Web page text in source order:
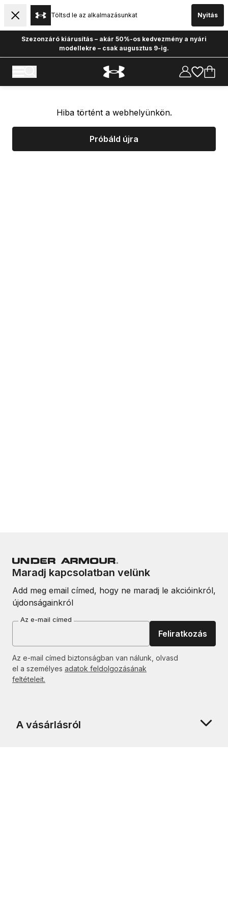
Töltsd le az alkalmazásunkat Nyitás
Szezonzáró kiárusítás – akár 50%-os kedvezmény a nyári
modellekre – csak augusztus 9-ig.
Hiba történt a webhelyünkön.
Próbáld újra
Maradj kapcsolatban velünk
Add meg email címed, hogy ne maradj le akcióinkról,
újdonságainkról
Az e-mail címed
Feliratkozás
Az e-mail címed biztonságban van nálunk, olvasd
el a személyes adatok feldolgozásának
feltételeit.
A vásárlásról